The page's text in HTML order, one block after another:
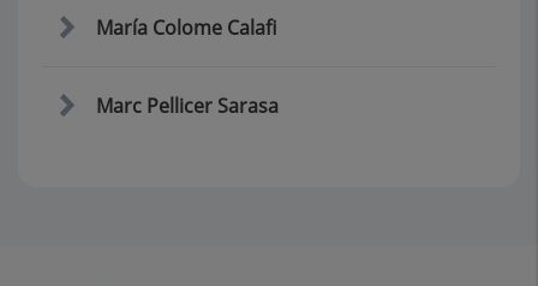
María Colome Calafi
Marc Pellicer Sarasa